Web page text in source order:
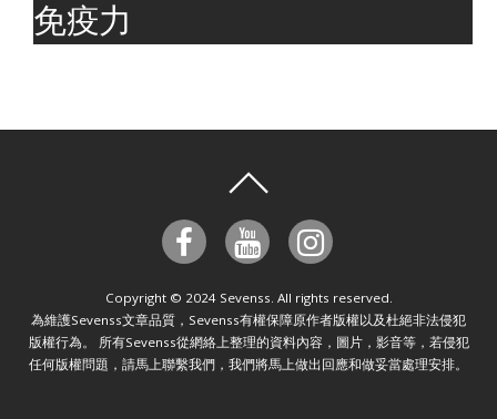
免疫力
Copyright © 2024 Sevenss. All rights reserved.
為維護Sevenss文章品質，Sevenss有權保障原作者版權以及杜絕非法侵犯
版權行為。 所有Sevenss從網絡上整理的資料內容，圖片，影音等，若侵犯
任何版權問題，請馬上聯繫我們，我們將馬上做出回應和做妥當處理安排。